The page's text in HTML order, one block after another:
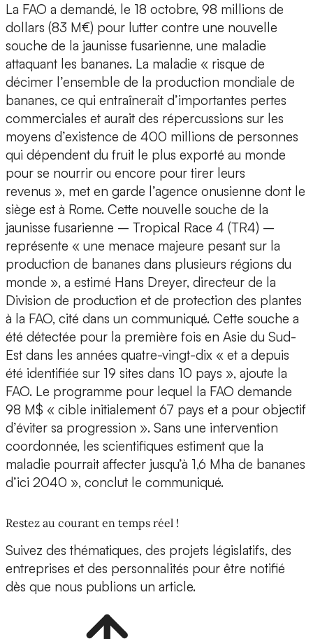
La FAO a demandé, le 18 octobre, 98 millions de
dollars (83 M€) pour lutter contre une nouvelle
souche de la jaunisse fusarienne, une maladie
attaquant les bananes. La maladie « risque de
décimer l’ensemble de la production mondiale de
bananes, ce qui entraînerait d’importantes pertes
commerciales et aurait des répercussions sur les
moyens d’existence de 400 millions de personnes
qui dépendent du fruit le plus exporté au monde
pour se nourrir ou encore pour tirer leurs
revenus », met en garde l’agence onusienne dont le
siège est à Rome. Cette nouvelle souche de la
jaunisse fusarienne – Tropical Race 4 (TR4) –
représente « une menace majeure pesant sur la
production de bananes dans plusieurs régions du
monde », a estimé Hans Dreyer, directeur de la
Division de production et de protection des plantes
à la FAO, cité dans un communiqué. Cette souche a
été détectée pour la première fois en Asie du Sud-
Est dans les années quatre-vingt-dix « et a depuis
été identifiée sur 19 sites dans 10 pays », ajoute la
FAO. Le programme pour lequel la FAO demande
98 M$ « cible initialement 67 pays et a pour objectif
d’éviter sa progression ». Sans une intervention
coordonnée, les scientifiques estiment que la
maladie pourrait affecter jusqu’à 1,6 Mha de bananes
d’ici 2040 », conclut le communiqué.
Restez au courant en temps réel !
Suivez des thématiques, des projets législatifs, des
entreprises et des personnalités pour être notifié
dès que nous publions un article.